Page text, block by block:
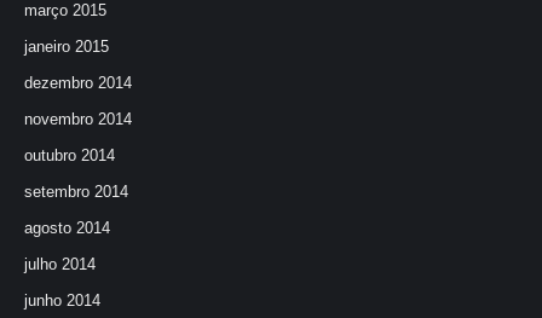
março 2015
janeiro 2015
dezembro 2014
novembro 2014
outubro 2014
setembro 2014
agosto 2014
julho 2014
junho 2014